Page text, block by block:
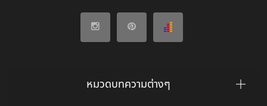
หมวดบทความต่างๆ